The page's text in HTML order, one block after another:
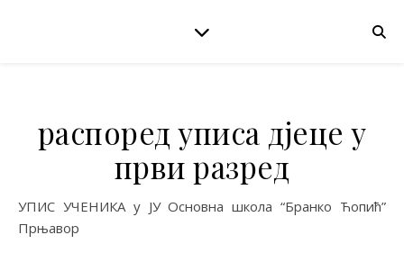
распоред уписа дјеце у
први разред
УПИС УЧЕНИКА у ЈУ Основна школа “Бранко Ћопић”
Прњавор